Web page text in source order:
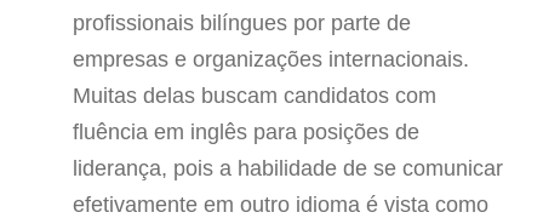
profissionais bilíngues por parte de
empresas e organizações internacionais.
Muitas delas buscam candidatos com
fluência em inglês para posições de
liderança, pois a habilidade de se comunicar
efetivamente em outro idioma é vista como